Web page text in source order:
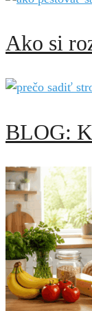
Ako si
BLOG: